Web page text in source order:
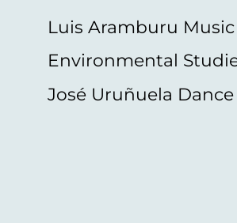
Luis Aramburu Music
Environmental
José Uruñuela